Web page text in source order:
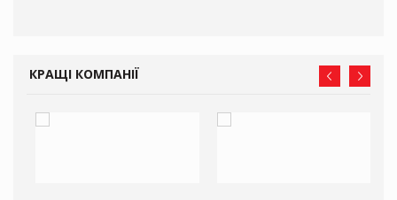
КРАЩІ КОМПАНІЇ